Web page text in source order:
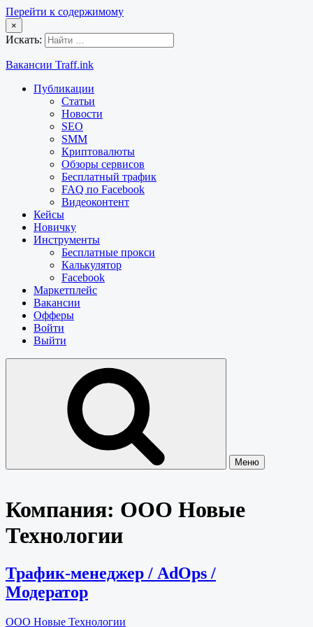
Перейти к содержимому
×
Искать:
Вакансии Traff.ink
Публикации
Статьи
Новости
SEO
SMM
Криптовалюты
Обзоры сервисов
Бесплатный трафик
FAQ по Facebook
Видеоконтент
Кейсы
Новичку
Инструменты
Бесплатные прокси
Калькулятор
Facebook
Маркетплейс
Вакансии
Офферы
Войти
Выйти
Меню
Компания: ООО Новые
Технологии
Трафик-менеджер / AdOps /
Модератор
ООО Новые Технологии